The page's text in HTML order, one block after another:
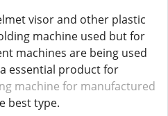
visor and other plastic
machine used but for
machines are being used
essential product for
machine for manufactured
best type.